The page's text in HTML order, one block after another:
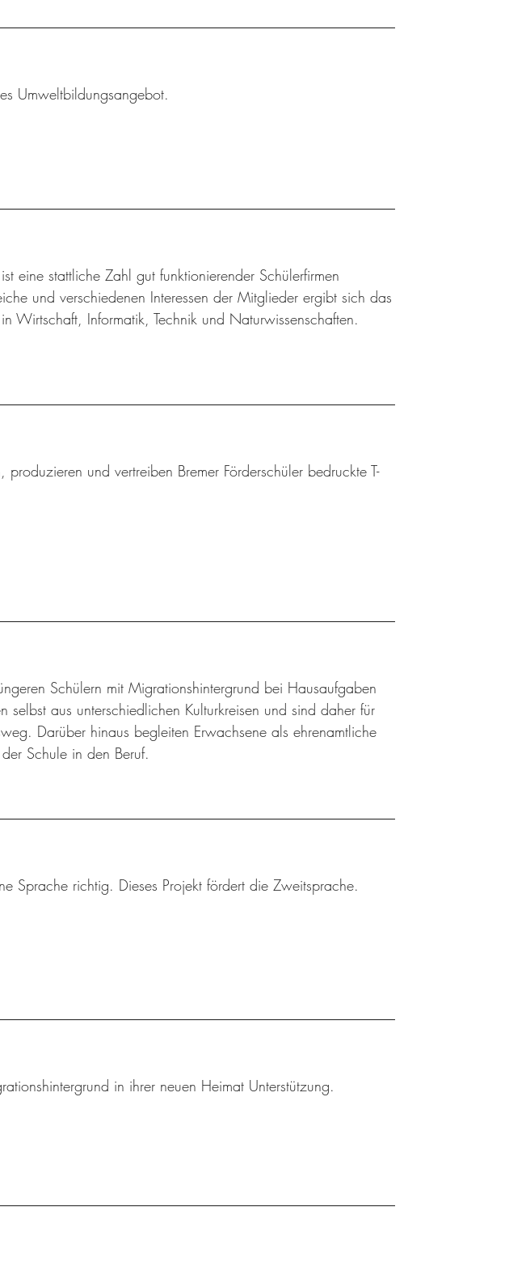
Umweltbildungsangebot.
eine stattliche Zahl gut funktionierender Schülerfirmen
und verschiedenen Interessen der Mitglieder ergibt sich das
Wirtschaft, Informatik, Technik und Naturwissenschaften.
produzieren und vertreiben Bremer Förderschüler bedruckte T-
Schülern mit Migrationshintergrund bei Hausaufgaben
aus unterschiedlichen Kulturkreisen und sind daher für
Darüber hinaus begleiten Erwachsene als ehrenamtliche
Schule in den Beruf.
Sprache richtig. Dieses Projekt fördert die Zweitsprache.
in ihrer neuen Heimat Unterstützung.